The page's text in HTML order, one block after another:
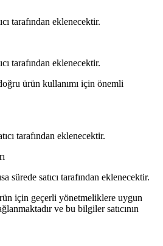
tarafından eklenecektir.
tarafından eklenecektir.
ürün kullanımı için önemli
tarafından eklenecektir.
sürede satıcı tarafından eklenecektir.
için geçerli yönetmeliklere uygun
ve bu bilgiler satıcının